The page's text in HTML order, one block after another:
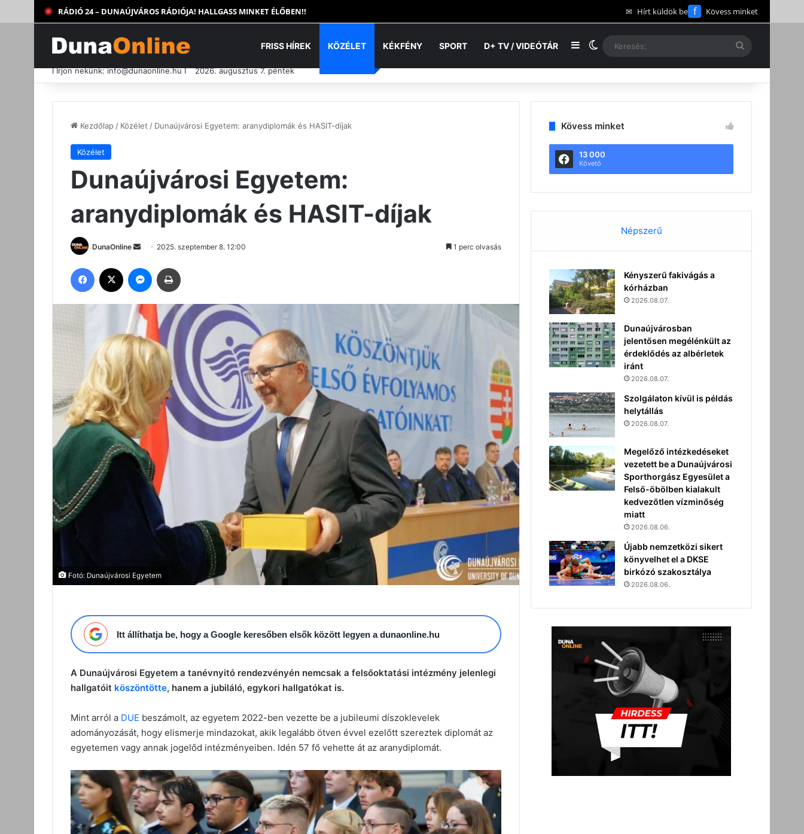
RÁDIÓ 24 – DUNAÚJVÁROS RÁDIÓJA! HALLGASS MINKET ÉLŐBEN!! ✉ Hírt küldök be f Kövess minket
FRISS HÍREK KÖZÉLET KÉKFÉNY SPORT D+ TV / VIDEÓTÁR OldalsávSwitch skin
I Írjon nekünk:info@dunaonline.huI 2026. augusztus 7. péntek
Kezdőlap / Közélet / Dunaújvárosi Egyetem: aranydiplomák és HASIT-díjak
Közélet
Dunaújvárosi Egyetem:
aranydiplomák és HASIT-díjak
DunaOnline
Send
email
2025. szeptember 8. 12:00 1 perc olvasás
Facebook Messenger
Fotó: Dunaújvárosi Egyetem
Itt állíthatja be, hogy a Google keresőben elsők között legyen a dunaonline.hu
A Dunaújvárosi Egyetem a tanévnyitó rendezvényén nemcsak a felsőoktatási intézmény jelenlegi
hallgatóit köszöntötte, hanem a jubiláló, egykori hallgatókat is.
Mint arról a DUE beszámolt, az egyetem 2022-ben vezette be a jubileumi díszoklevelek
adományozását, hogy elismerje mindazokat, akik legalább ötven évvel ezelőtt szereztek diplomát az
egyetemen vagy annak jogelőd intézményeiben. Idén 57 fő vehette át az aranydiplomát.
Kövess minket
13 000
Követő
Népszerű
Kényszerű fakivágás a
kórházban
2026.08.07.
Dunaújvárosban
jelentősen megélénkült az
érdeklődés az albérletek
iránt
2026.08.07.
Szolgálaton kívül is példás
helytállás
2026.08.07.
Megelőző intézkedéseket
vezetett be a Dunaújvárosi
Sporthorgász Egyesület a
Felső-öbölben kialakult
kedvezőtlen vízminőség
miatt
2026.08.06.
Újabb nemzetközi sikert
könyvelhet el a DKSE
birkózó szakosztálya
2026.08.06.